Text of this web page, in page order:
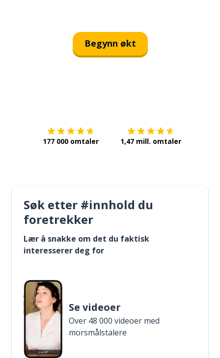
Begynn økt
177 000 omtaler 1,47 mill. omtaler
Søk etter #innhold du
foretrekker
Lær å snakke om det du faktisk
interesserer deg for
Se videoer
Over 48 000 videoer med
morsmålstalere